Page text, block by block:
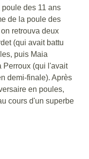
des 11 ans
de la poule des
retrouva deux
(qui avait battu
puis Maia
Perroux (qui l'avait
demi-finale). Après
en poules,
cours d'un superbe